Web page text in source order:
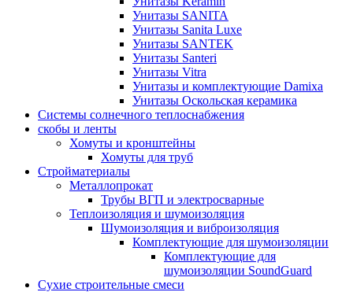
Унитазы SANITA
Унитазы Sanita Luxe
Унитазы SANTEK
Унитазы Santeri
Унитазы Vitra
Унитазы и комплектующие Damixa
Унитазы Оскольская керамика
Системы солнечного теплоснабжения
скобы и ленты
Хомуты и кронштейны
Хомуты для труб
Стройматериалы
Металлопрокат
Трубы ВГП и электросварные
Теплоизоляция и шумоизоляция
Шумоизоляция и виброизоляция
Комплектующие для шумоизоляции
Комплектующие для
шумоизоляции SoundGuard
Сухие строительные смеси